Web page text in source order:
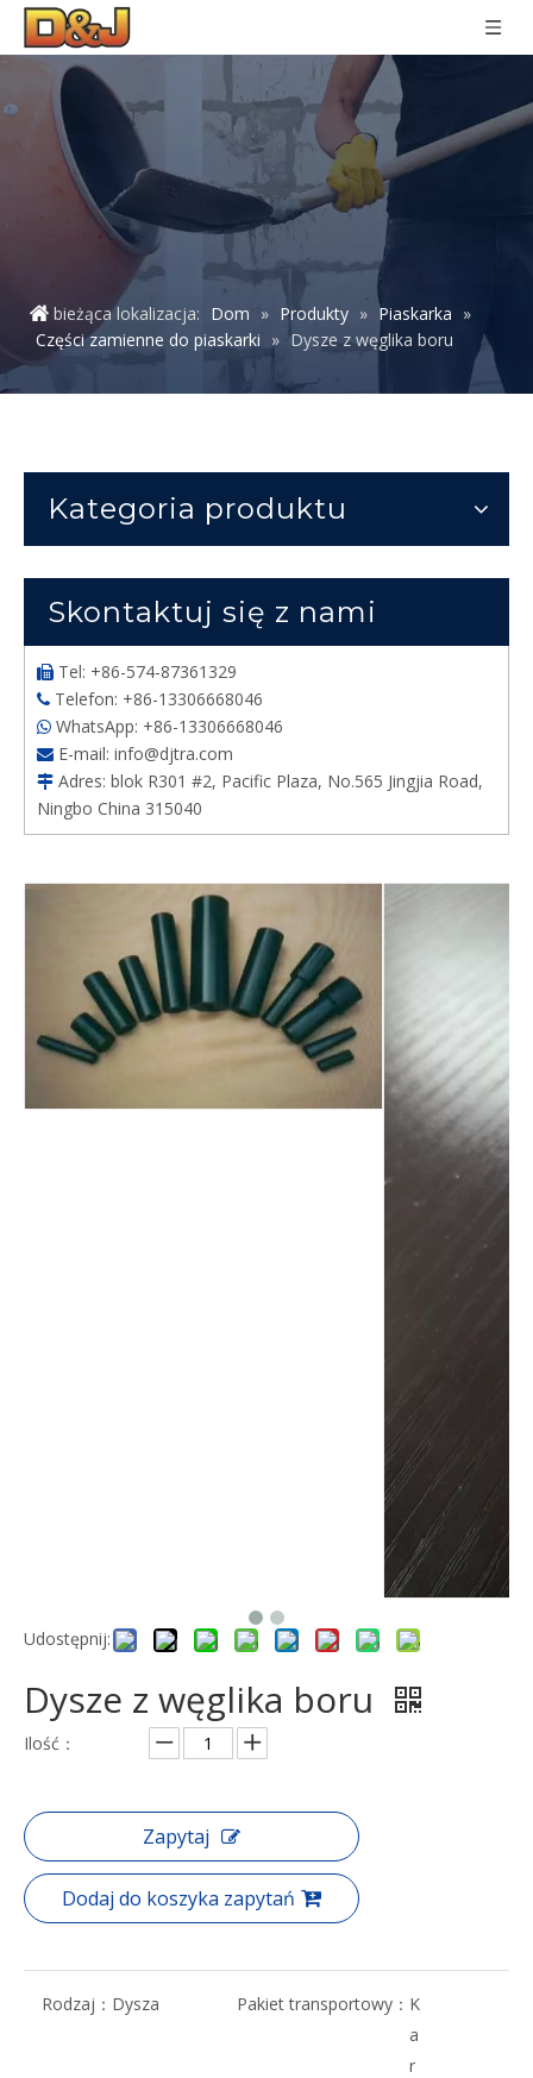
bieżąca lokalizacja: Dom » Produkty » Piaskarka »
Części zamienne do piaskarki » Dysze z węglika boru
Kategoria produktu
Skontaktuj się z nami
 Tel: +86-574-87361329
 Telefon: +86-13306668046
 WhatsApp: +86-13306668046
 E-mail: info@djtra.com
 Adres: blok R301 #2, Pacific Plaza, No.565 Jingjia Road,
Ningbo China 315040
Udostępnij:
Dysze z węglika boru
Ilość：
Zapytaj
Dodaj do koszyka zapytań
Rodzaj： Dysza Pakiet transportowy： K
a
r